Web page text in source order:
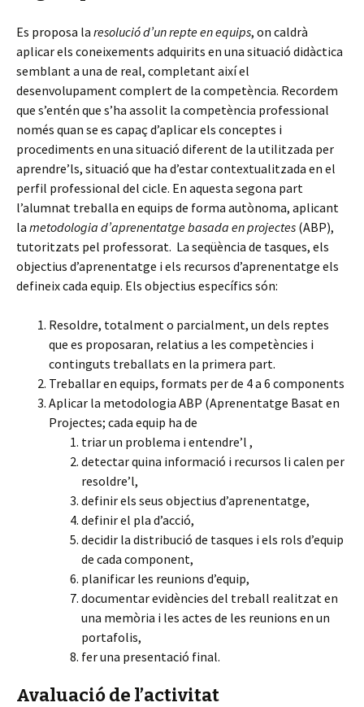
Es proposa la resolució d’un repte en equips, on caldrà
aplicar els coneixements adquirits en una situació didàctica
semblant a una de real, completant així el
desenvolupament complert de la competència. Recordem
que s’entén que s’ha assolit la competència professional
només quan se es capaç d’aplicar els conceptes i
procediments en una situació diferent de la utilitzada per
aprendre’ls, situació que ha d’estar contextualitzada en el
perfil professional del cicle. En aquesta segona part
l’alumnat treballa en equips de forma autònoma, aplicant
la metodologia d’aprenentatge basada en projectes (ABP),
tutoritzats pel professorat. La seqüència de tasques, els
objectius d’aprenentatge i els recursos d’aprenentatge els
defineix cada equip. Els objectius específics són:
Resoldre, totalment o parcialment, un dels reptes
que es proposaran, relatius a les competències i
continguts treballats en la primera part.
Treballar en equips, formats per de 4 a 6 components
Aplicar la metodologia ABP (Aprenentatge Basat en
Projectes; cada equip ha de
triar un problema i entendre’l ,
detectar quina informació i recursos li calen per
resoldre’l,
definir els seus objectius d’aprenentatge,
definir el pla d’acció,
decidir la distribució de tasques i els rols d’equip
de cada component,
planificar les reunions d’equip,
documentar evidències del treball realitzat en
una memòria i les actes de les reunions en un
portafolis,
fer una presentació final.
Avaluació de l’activitat